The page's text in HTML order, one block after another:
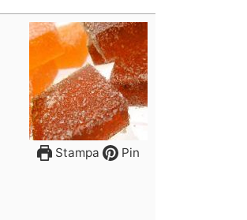
Stampa Pin